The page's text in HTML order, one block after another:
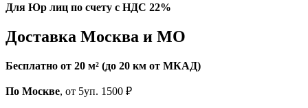
Для Юр лиц по счету с НДС 22%
Доставка Москва и МО
Бесплатно от 20 м² (до 20 км от МКАД)
По Москве, от 5уп. 1500 ₽